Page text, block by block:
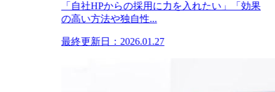
「自社HPからの採用に力を入れたい」「効果
の高い方法や独自性...
最終更新日：2026.01.27